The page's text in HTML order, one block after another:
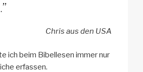
Chris aus den USA
ich beim Bibellesen immer nur
erfassen.